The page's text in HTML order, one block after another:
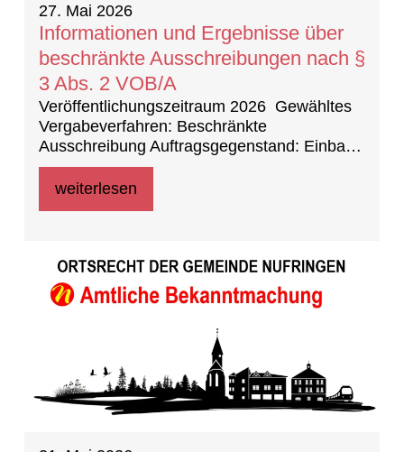
27. Mai 2026
Informationen und Ergebnisse über
beschränkte Ausschreibungen nach §
3 Abs. 2 VOB/A
Veröffentlichungszeitraum 2026 Gewähltes
Vergabeverfahren: Beschränkte
Ausschreibung Auftragsgegenstand: Einbau
Klimageräte in der Grundschule im
Wiesengrund
weiterlesen